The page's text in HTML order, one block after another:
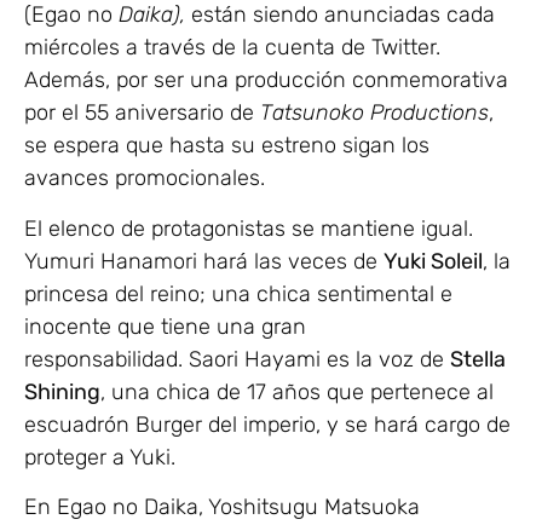
(Egao no Daika), están siendo anunciadas cada
miércoles a través de la cuenta de Twitter.
Además, por ser una producción conmemorativa
por el 55 aniversario de Tatsunoko Productions,
se espera que hasta su estreno sigan los
avances promocionales.
El elenco de protagonistas se mantiene igual.
Yumuri Hanamori hará las veces de Yuki Soleil, la
princesa del reino; una chica sentimental e
inocente que tiene una gran
responsabilidad. Saori Hayami es la voz de Stella
Shining, una chica de 17 años que pertenece al
escuadrón Burger del imperio, y se hará cargo de
proteger a Yuki.
En Egao no Daika, Yoshitsugu Matsuoka